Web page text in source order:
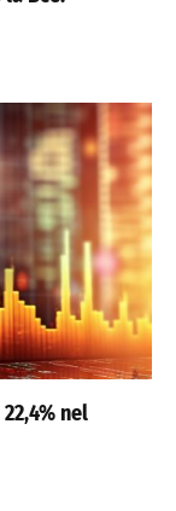
nel